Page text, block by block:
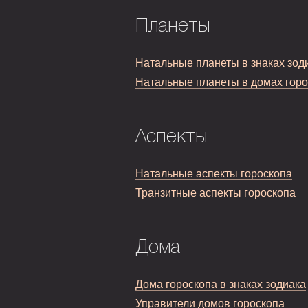
Планеты
Натальные планеты в знаках
Натальные планеты в домах
Аспекты
Натальные аспекты гороскопа
Транзитные аспекты гороскопа
Дома
Дома гороскопа в знаках зодиака
Управители домов гороскопа